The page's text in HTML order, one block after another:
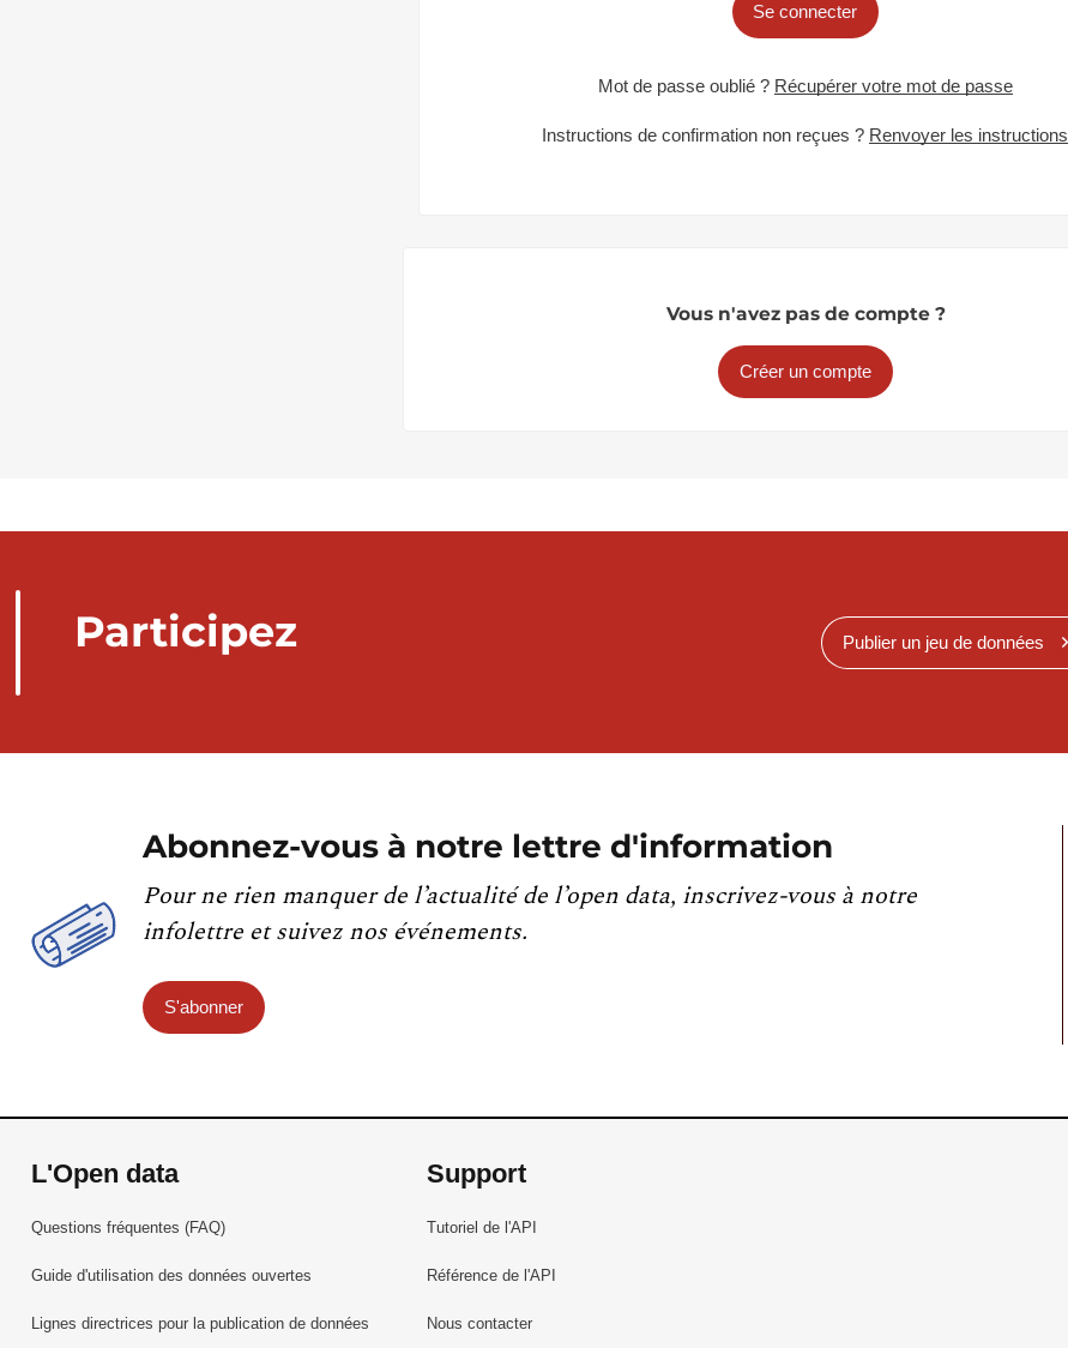
Se connecter
Mot de passe oublié ? Récupérer votre mot de passe
Instructions de confirmation non reçues ? Renvoyer les instructions
Vous n'avez pas de compte ?
Créer un compte
Participez Publier un jeu de données
Abonnez-vous à notre lettre d'information
Pour ne rien manquer de l’actualité de l’open data, inscrivez-vous à notre
infolettre et suivez nos événements.
S'abonner
L'Open data
Questions fréquentes (FAQ)
Guide d'utilisation des données ouvertes
Lignes directrices pour la publication de données
Support
Tutoriel de l'API
Référence de l'API
Nous contacter